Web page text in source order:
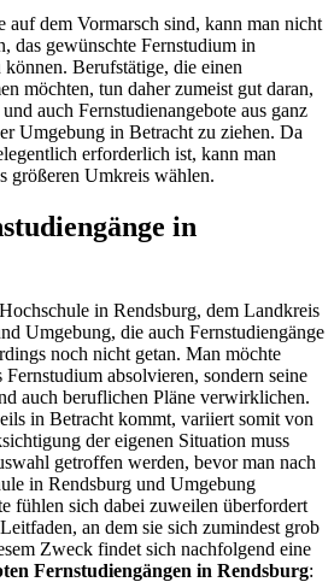
auf dem Vormarsch sind, kann man nicht
das gewünschte Fernstudium in
Berufstätige, die einen
möchten, tun daher zumeist gut daran,
auch Fernstudienangebote aus ganz
Umgebung in Betracht zu ziehen. Da
erforderlich ist, kann man
größeren Umkreis wählen.
in
in Rendsburg, dem Landkreis
Umgebung, die auch Fernstudiengänge
noch nicht getan. Man möchte
absolvieren, sondern seine
auch beruflichen Pläne verwirklichen.
in Betracht kommt, variiert somit von
der eigenen Situation muss
getroffen werden, bevor man nach
in Rendsburg und Umgebung
fühlen sich dabei zuweilen überfordert
an dem sie sich zumindest grob
Zweck findet sich nachfolgend eine
Fernstudiengängen in Rendsburg: